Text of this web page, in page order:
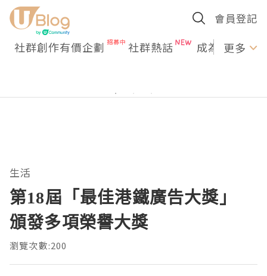
會員登記
社群創作有價企劃 社群熱話 成為U更多
生活
第18屆「最佳港鐵廣告大獎」
頒發多項榮譽大獎
瀏覽次數:200